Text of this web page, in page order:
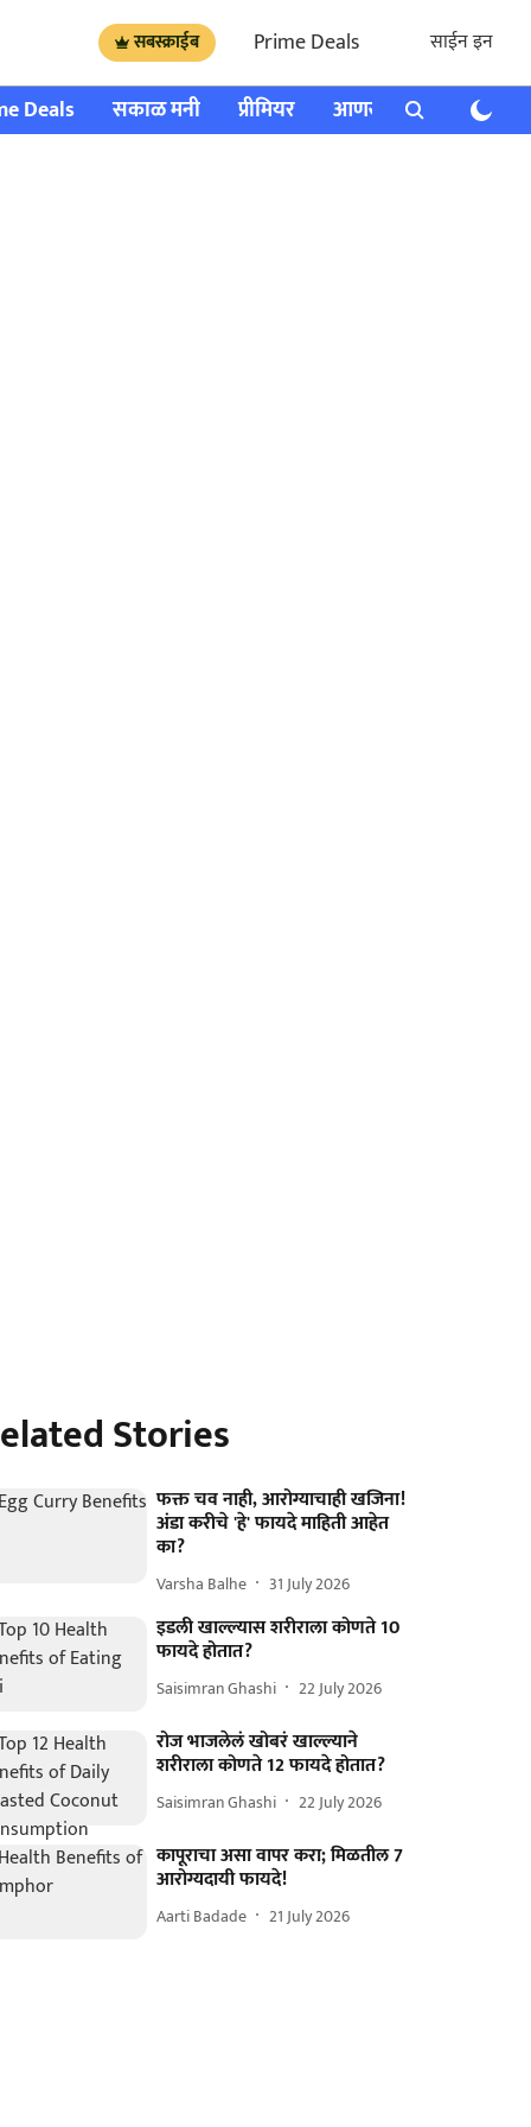
सबस्क्राईब Prime Deals साईन इन
Deals सकाळ मनी प्रीमियर आणखी राशी भविष्य
Stories
फक्त चव नाही, आरोग्याचाही खजिना!
अंडा करीचे 'हे' फायदे माहिती आहेत
का?
Varsha Balhe 31 July 2026
इडली खाल्ल्यास शरीराला कोणते 10
फायदे होतात?
Saisimran Ghashi 22 July 2026
रोज भाजलेलं खोबरं खाल्ल्याने
शरीराला कोणते 12 फायदे होतात?
Saisimran Ghashi 22 July 2026
कापूराचा असा वापर करा; मिळतील 7
आरोग्यदायी फायदे!
Aarti Badade 21 July 2026